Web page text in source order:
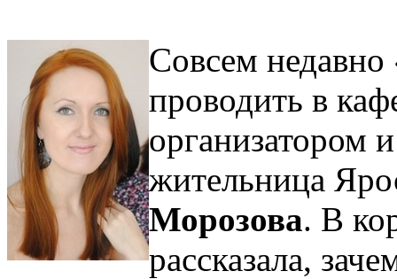
Совсем недавно
проводить в
организатором
жительница
Морозова. В
рассказала,